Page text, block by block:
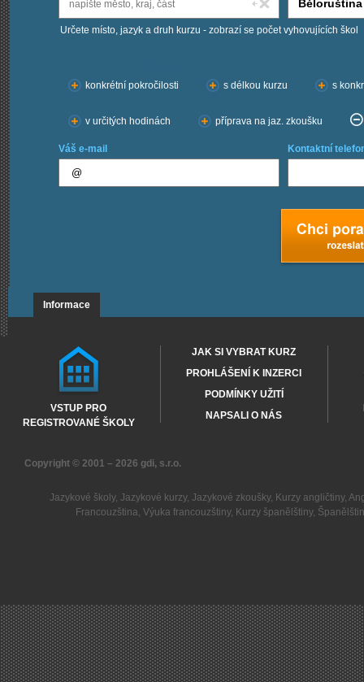
Určete místo, jazyk a druh kurzu - zobrazí se počet vyhovujících škol
konkrétní pokročilosti
s délkou kurzu s
v určitých hodinách příprava na jaz. zkoušku
Váš e-mail Kontaktní
Informace
VSTUP PRO
REGISTROVANÉ ŠKOLY
JAK SI VYBRAT KURZ
PROHLÁŠENÍ K INZERCI
PODMÍNKY UŽITÍ
NAPSALI O NÁS
Copyright © 2001 – 2026 gdi, s.r.o.
Jazykové školy, Jazykové kurzy, Jazykové zkoušky, Kurzy angličtiny,
Francouzština,Výuka francouzštiny, Kurzy španělštiny,